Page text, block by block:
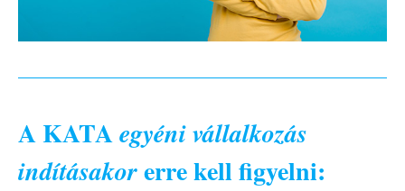
A KATAegyéni vállalkozás
indításakorerre kell figyelni: